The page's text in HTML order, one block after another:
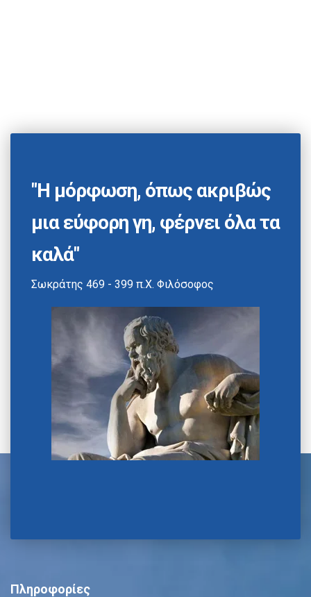
"Η μόρφωση, όπως ακριβώς
μια εύφορη γη, φέρνει όλα τα
καλά"
Σωκράτης 469 - 399 π.Χ. Φιλόσοφος
Πληροφορίες